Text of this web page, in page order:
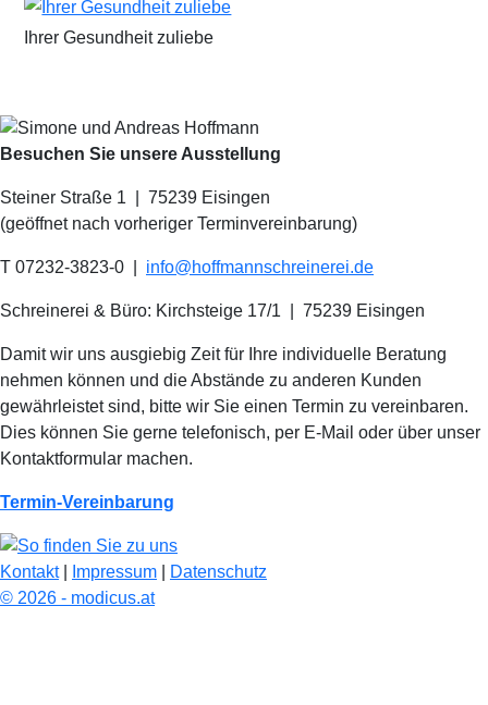
Ihrer Gesundheit zuliebe
Besuchen Sie unsere Ausstellung
Steiner Straße 1 | 75239 Eisingen
(geöffnet nach vorheriger Terminvereinbarung)
T 07232-3823-0 info@hoffmannschreinerei.de
Schreinerei & Büro: Kirchsteige 17/1 75239 Eisingen
Damit wir uns ausgiebig Zeit für Ihre individuelle Beratung
nehmen können und die Abstände zu anderen Kunden
gewährleistet sind, bitte wir Sie einen Termin zu vereinbaren.
Dies können Sie gerne telefonisch, per E-Mail oder über unser
Kontaktformular machen.
Termin-Vereinbarung
Kontakt| Impressum
Datenschutz
© 2026 - modicus.at